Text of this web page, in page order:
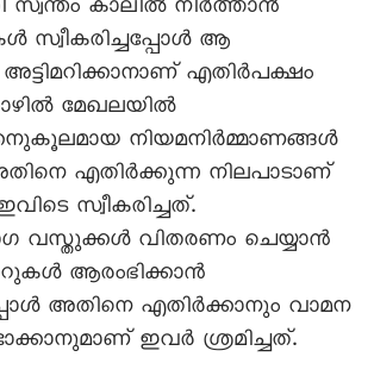
സ്വന്തം കാലിൽ നിർത്താൻ
സ്വീകരിച്ചപ്പോൾ ആ
എതിർപക്ഷം
മേഖലയിൽ
നിയമനിർമ്മാണങ്ങൾ
എതിർക്കുന്ന നിലപാടാണ്
സ്വീകരിച്ചത്.
വസ്തുക്കൾ വിതരണം ചെയ്യാൻ
ആരംഭിക്കാൻ
അതിനെ എതിർക്കാനും വാമന
ഇവർ ശ്രമിച്ചത്.